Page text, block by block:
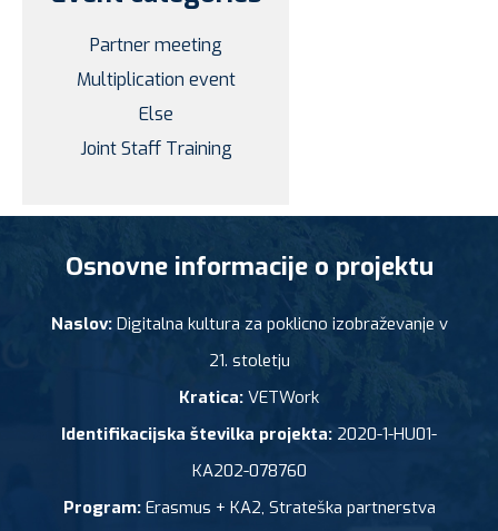
Partner meeting
Multiplication event
Else
Joint Staff Training
Osnovne informacije o projektu
Naslov: Digitalna kultura za poklicno izobraževanje v
21. stoletju
Kratica: VETWork
Identifikacijska številka projekta: 2020-1-HU01-
KA202-078760
Program:Erasmus + KA2, Strateška partnerstva